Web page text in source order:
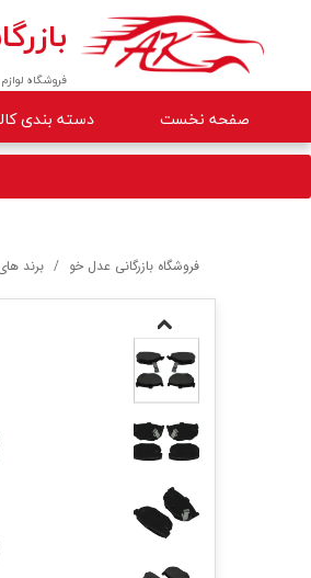
فروشگاه
صفحه نخست دسته بندی
برقی
لوازم مصرفی
قالپاق،
اکسسوری,
فروشگاه بازرگانی عدل خو برند